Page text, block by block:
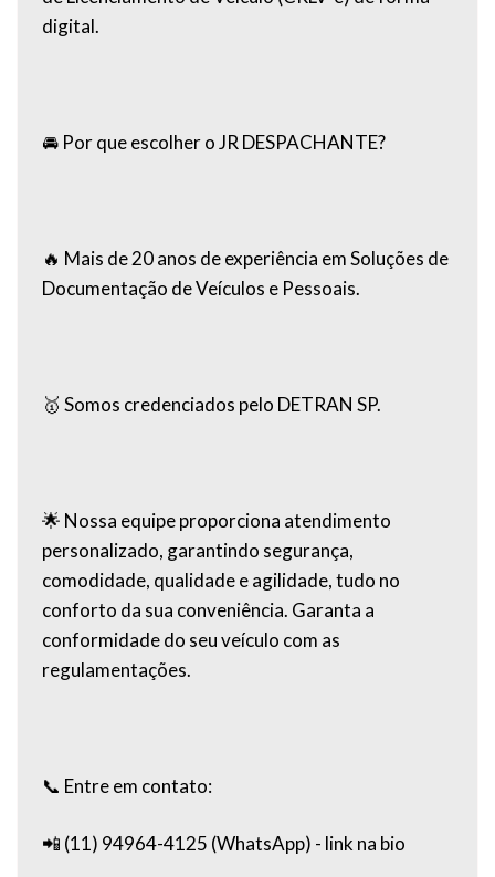
digital.
🚘 Por que escolher o JR DESPACHANTE?
🔥 Mais de 20 anos de experiência em Soluções de
Documentação de Veículos e Pessoais.
🥇 Somos credenciados pelo DETRAN SP.
🌟 Nossa equipe proporciona atendimento
personalizado, garantindo segurança,
comodidade, qualidade e agilidade, tudo no
conforto da sua conveniência. Garanta a
conformidade do seu veículo com as
regulamentações.
📞 Entre em contato:
📲 (11) 94964-4125 (WhatsApp) - link na bio